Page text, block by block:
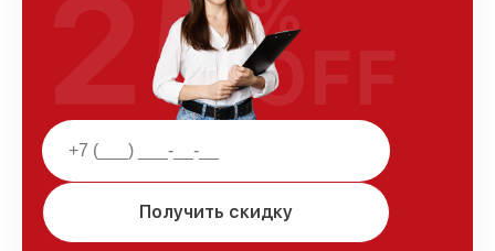
Получить скидку
25%
OFF